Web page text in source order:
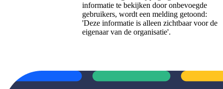
informatie te bekijken door onbevoegde
gebruikers, wordt een melding getoond:
'Deze informatie is alleen zichtbaar voor de
eigenaar van de organisatie'.